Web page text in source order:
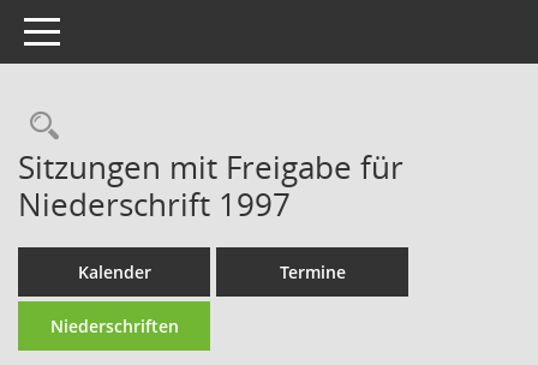
Toggle navigation
Rechercheauswahl
Sitzungen mit Freigabe für
Niederschrift 1997
Kalender Termine
Niederschriften